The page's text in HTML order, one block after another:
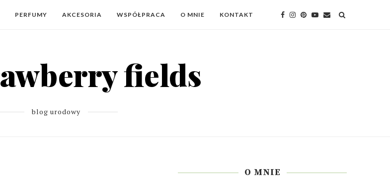
PERFUMY AKCESORIA WSPÓŁPRACA O MNIE KONTAKT
blog urodowy
O MNIE